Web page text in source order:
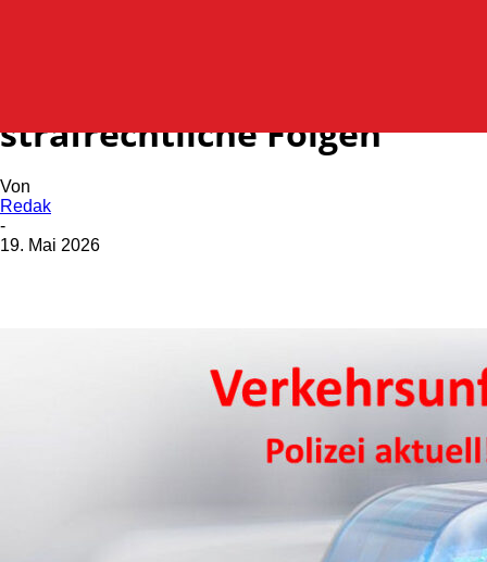
strafrechtliche Folgen
Von
Redak
-
19. Mai 2026